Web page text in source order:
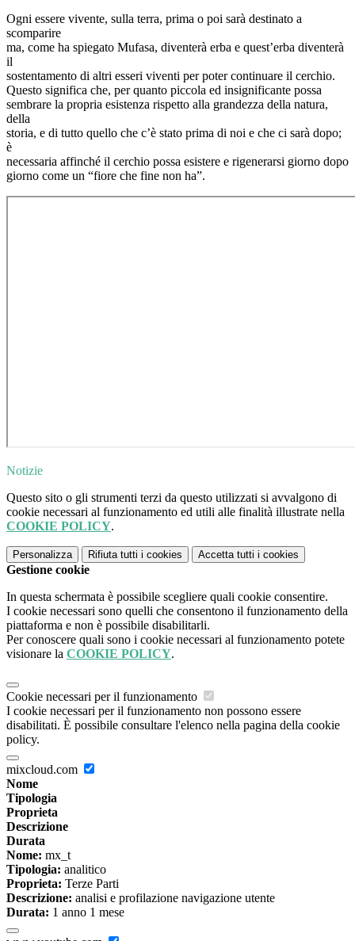
Ogni essere vivente, sulla terra, prima o poi sarà destinato a
scomparire
ma, come ha spiegato Mufasa, diventerà erba e quest’erba diventerà
il
sostentamento di altri esseri viventi per poter continuare il cerchio.
Questo significa che, per quanto piccola ed insignificante possa
sembrare la propria esistenza rispetto alla grandezza della natura,
della
storia, e di tutto quello che c’è stato prima di noi e che ci sarà dopo;
è
necessaria affinché il cerchio possa esistere e rigenerarsi giorno dopo
giorno come un “fiore che fine non ha”.
Notizie
Questo sito o gli strumenti terzi da questo utilizzati si avvalgono di
cookie necessari al funzionamento ed utili alle finalità illustrate nella
COOKIE POLICY.
Personalizza Rifiuta tutti i cookies Accetta tutti i cookies
Gestione cookie
In questa schermata è possibile scegliere quali cookie consentire.
I cookie necessari sono quelli che consentono il funzionamento della
piattaforma e non è possibile disabilitarli.
Per conoscere quali sono i cookie necessari al funzionamento potete
visionare la COOKIE POLICY.
Cookie necessari per il funzionamento
I cookie necessari per il funzionamento non possono essere
disabilitati. È possibile consultare l'elenco nella pagina della cookie
policy.
mixcloud.com
Nome
Tipologia
Proprieta
Descrizione
Durata
Nome: mx_t
Tipologia: analitico
Proprieta: Terze Parti
Descrizione: analisi e profilazione navigazione utente
Durata: 1 anno 1 mese